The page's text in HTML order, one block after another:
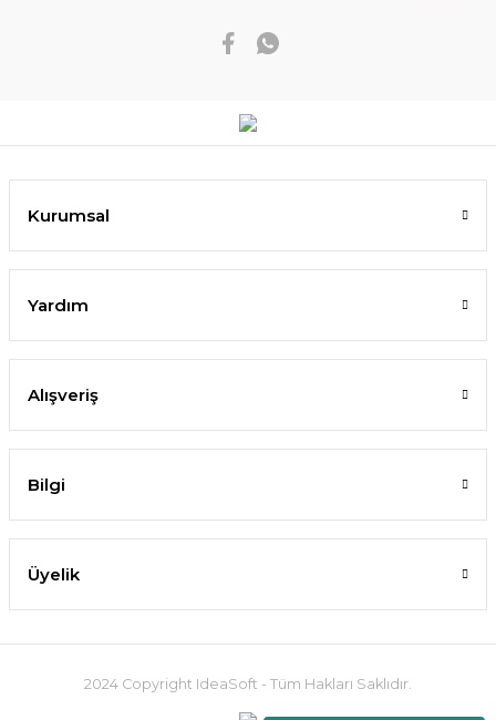
Kurumsal
Yardım
Alışveriş
Bilgi
Üyelik
2024 Copyright IdeaSoft - Tüm Hakları Saklıdır.